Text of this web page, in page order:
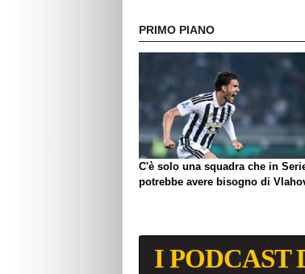
PRIMO PIANO
C'è solo una squadra che in
potrebbe avere bisogno di
I PODCAST